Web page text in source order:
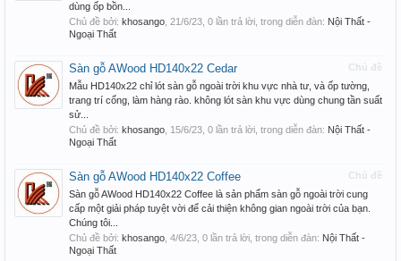
dùng ốp bồn...
Chủ đề bởi: khosango 21/6/23 , 0 lần trả lời, trong diễn đàn: Nội Thất -
Ngoại Thất
Chủ đề
Sàn gỗ AWood HD140x22 Cedar
Mẫu HD140x22 chỉ lót sàn gỗ ngoài trời khu vực nhà tư, và ốp tường,
trang trí cổng, làm hàng rào. không lót sàn khu vực dùng chung tần suất
sử...
Chủ đề bởi: khosango 15/6/23 , 0 lần trả lời, trong diễn đàn: Nội Thất -
Ngoại Thất
Chủ đề
Sàn gỗ AWood HD140x22 Coffee
Sàn gỗ AWood HD140x22 Coffee là sản phẩm sàn gỗ ngoài trời cung
cấp một giải pháp tuyệt vời để cải thiện không gian ngoài trời của bạn.
Chúng tôi...
Chủ đề bởi: khosango 4/6/23 , 0 lần trả lời, trong diễn đàn: Nội Thất -
Ngoại Thất